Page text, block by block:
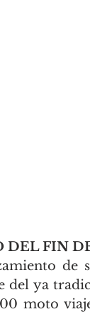
FIN
del ya
moto